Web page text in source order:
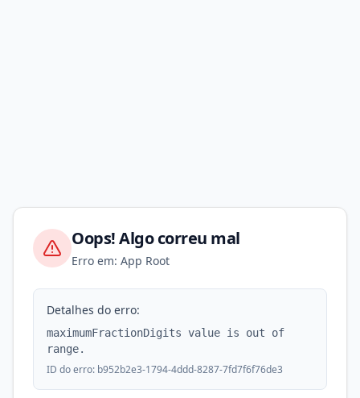
Oops! Algo correu mal
Erro em: App Root
Detalhes do erro:
maximumFractionDigits value is out of
range.
ID do erro: b952b2e3-1794-4ddd-8287-7fd7f6f76de3